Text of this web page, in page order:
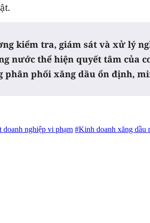
kiểm tra, giám sát và xử lý
nước thể hiện quyết tâm của
phân phối xăng dầu ổn định,
doanh nghiệp vi phạm #Kinh doanh xăng dầu